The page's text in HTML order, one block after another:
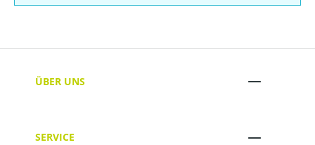
ÜBER UNS
SERVICE